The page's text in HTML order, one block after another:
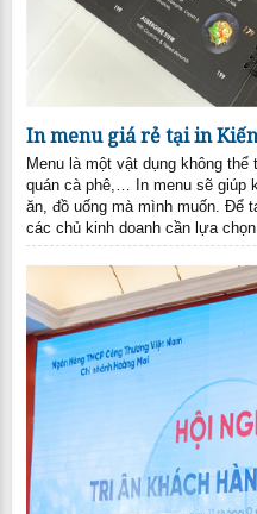
In menu giá rẻ tại in
Menu là một vật dụng không thể
quán cà phê,… In menu sẽ giúp
ăn, đồ uống mà mình muốn. Để
các chủ kinh doanh cần lựa